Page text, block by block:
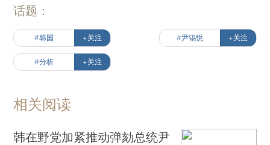
话题：
#韩国 +关注 #尹锡悦 +关注
#分析 +关注
相关阅读
韩在野党加紧推动弹劾总统尹